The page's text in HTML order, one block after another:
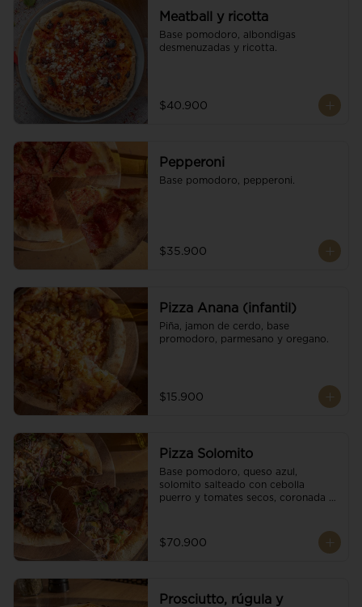
Meatball y ricotta
Base pomodoro, albondigas
desmenuzadas y ricotta.
$40.900
Pepperoni
Base pomodoro, pepperoni.
$35.900
Pizza Anana (infantil)
Piña, jamon de cerdo, base
promodoro, parmesano y oregano.
$15.900
Pizza Solomito
Base pomodoro, queso azul,
solomito salteado con cebolla
puerro y tomates secos, coronada
$70.900
Prosciutto, rúgula y